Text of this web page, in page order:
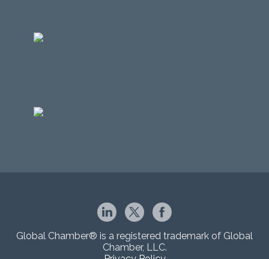
Global Chamber® is a registered trademark of Global
Chamber, LLC.